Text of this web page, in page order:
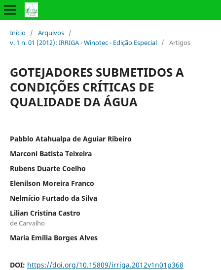
Início / Arquivos /
v. 1 n. 01 (2012): IRRIGA - Winotec - Edição Especial / Artigos
GOTEJADORES SUBMETIDOS A
CONDIÇÕES CRÍTICAS DE
QUALIDADE DA ÁGUA
Pabblo Atahualpa de Aguiar Ribeiro
Marconi Batista Teixeira
Rubens Duarte Coelho
Elenilson Moreira Franco
Nelmício Furtado da Silva
Lilian Cristina Castro
de Carvalho
Maria Emília Borges Alves
DOI: https://doi.org/10.15809/irriga.2012v1n01p368